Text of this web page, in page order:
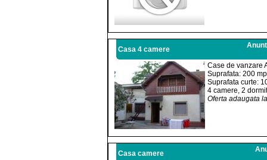
Casa 4 camere
Case de vanzare
Suprafata: 200 mp
Suprafata curte:
4 camere, 2
Oferta adaugata
Casa camere